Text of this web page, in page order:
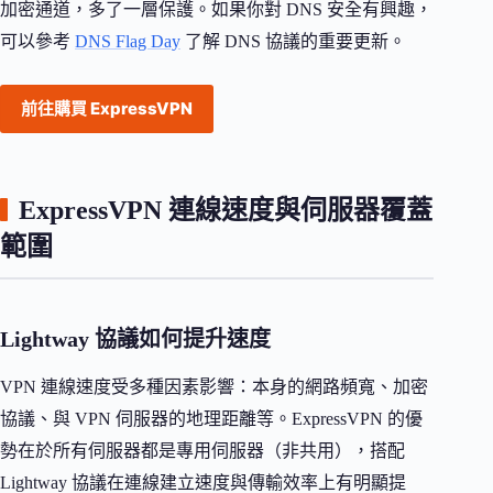
加密通道，多了一層保護。如果你對 DNS 安全有興趣，
可以參考 DNS Flag Day 了解 DNS 協議的重要更新。
前往購買 ExpressVPN
ExpressVPN 連線速度與伺服器覆蓋
範圍
Lightway 協議如何提升速度
VPN 連線速度受多種因素影響：本身的網路頻寬、加密
協議、與 VPN 伺服器的地理距離等。ExpressVPN 的優
勢在於所有伺服器都是專用伺服器（非共用），搭配
Lightway 協議在連線建立速度與傳輸效率上有明顯提